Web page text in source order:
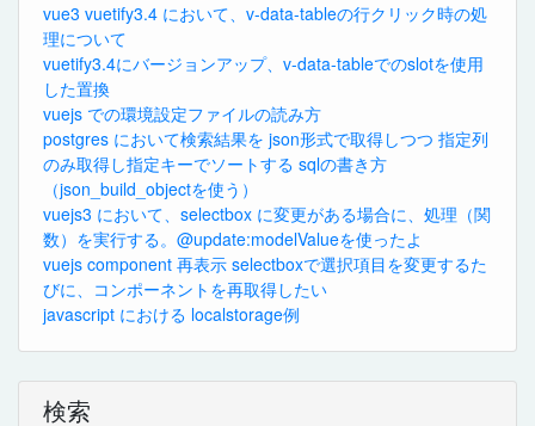
vue3 vuetify3.4 において、v-data-tableの行クリック時の処
理について
vuetify3.4にバージョンアップ、v-data-tableでのslotを使用
した置換
vuejs での環境設定ファイルの読み方
postgres において検索結果を json形式で取得しつつ 指定列
のみ取得し指定キーでソートする sqlの書き方
（json_build_objectを使う）
vuejs3 において、selectbox に変更がある場合に、処理（関
数）を実行する。@update:modelValueを使ったよ
vuejs component 再表示 selectboxで選択項目を変更するた
びに、コンポーネントを再取得したい
javascript における localstorage例
検索